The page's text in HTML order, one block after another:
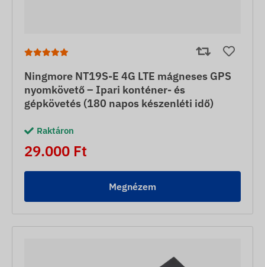
Ningmore NT19S-E 4G LTE mágneses GPS
nyomkövető – Ipari konténer- és
gépkövetés (180 napos készenléti idő)
Raktáron
29.000 Ft
Megnézem